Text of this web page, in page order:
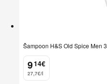
Šampoon H&S Old Spice Men
9
. 14€
27,7€/l